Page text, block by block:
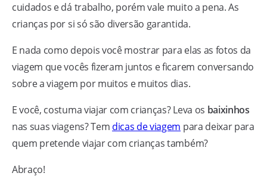
cuidados e dá trabalho, porém vale muito a pena. As
crianças por si só são diversão garantida.
E nada como depois você mostrar para elas as fotos da
viagem que vocês fizeram juntos e ficarem conversando
sobre a viagem por muitos e muitos dias.
E você, costuma viajar com crianças? Leva os baixinhos
nas suas viagens? Tem dicas de viagem para deixar para
quem pretende viajar com crianças também?
Abraço!